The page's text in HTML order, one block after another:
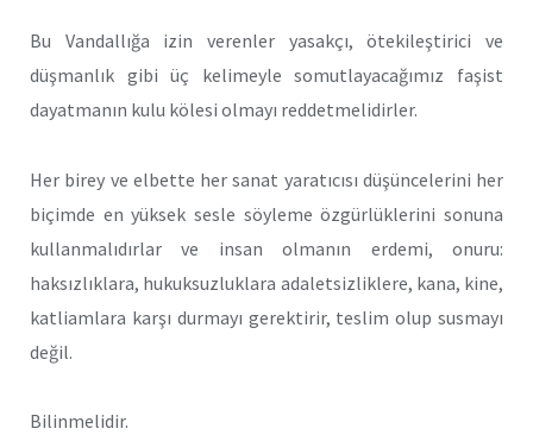
Bu Vandallığa izin verenler yasakçı, ötekileştirici ve
düşmanlık gibi üç kelimeyle somutlayacağımız faşist
dayatmanın kulu kölesi olmayı reddetmelidirler.
Her birey ve elbette her sanat yaratıcısı düşüncelerini her
biçimde en yüksek sesle söyleme özgürlüklerini sonuna
kullanmalıdırlar ve insan olmanın erdemi, onuru:
haksızlıklara, hukuksuzluklara adaletsizliklere, kana, kine,
katliamlara karşı durmayı gerektirir, teslim olup susmayı
değil.
Bilinmelidir.